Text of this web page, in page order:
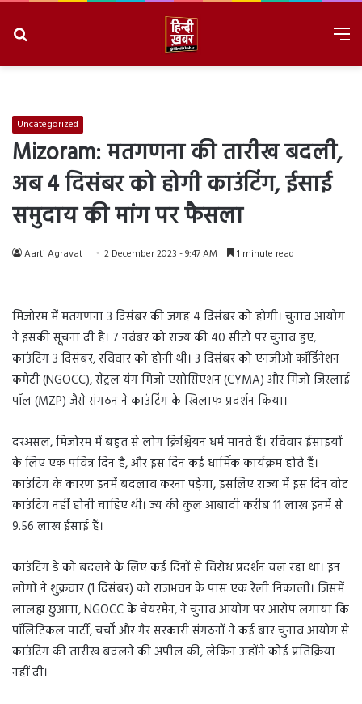
Uncategorized
Mizoram: मतगणना की तारीख बदली,
अब 4 दिसंबर को होगी काउंटिंग, ईसाई
समुदाय की मांग पर फैसला
Aarti Agravat 2 December 2023 - 9:47 AM 1 minute read
मिजोरम में मतगणना 3 दिसंबर की जगह 4 दिसंबर को होगी। चुनाव आयोग
ने इसकी सूचना दी है। 7 नवंबर को राज्य की 40 सीटों पर चुनाव हुए,
काउंटिंग 3 दिसंबर, रविवार को होनी थी। 3 दिसंबर को एनजीओ कॉर्डिनेशन
कमेटी (NGOCC), सेंट्रल यंग मिजो एसोसिएशन (CYMA) और मिजो जिरलाई
पॉल (MZP) जैसे संगठन ने काउंटिंग के खिलाफ प्रदर्शन किया।
दरअसल, मिजोरम में बहुत से लोग क्रिश्चियन धर्म मानते हैं। रविवार ईसाइयों
के लिए एक पवित्र दिन है, और इस दिन कई धार्मिक कार्यक्रम होते हैं।
काउंटिंग के कारण इनमें बदलाव करना पड़ेगा, इसलिए राज्य में इस दिन वोट
काउंटिंग नहीं होनी चाहिए थी। ज्य की कुल आबादी करीब 11 लाख इनमें से
9.56 लाख ईसाई हैं।
काउंटिंग डे को बदलने के लिए कई दिनों से विरोध प्रदर्शन चल रहा था। इन
लोगों ने शुक्रवार (1 दिसंबर) को राजभवन के पास एक रैली निकाली। जिसमें
लालह्म छुआना, NGOCC के चेयरमैन, ने चुनाव आयोग पर आरोप लगाया कि
पॉलिटिकल पार्टी, चर्चों और गैर सरकारी संगठनों ने कई बार चुनाव आयोग से
काउंटिंग की तारीख बदलने की अपील की, लेकिन उन्होंने कोई प्रतिक्रिया
नहीं दी।